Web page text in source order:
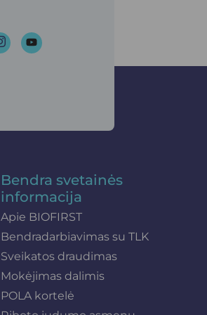
Bendra svetainės
informacija
Apie BIOFIRST
Bendradarbiavimas su TLK
Sveikatos draudimas
Mokėjimas dalimis
POLA kortelė